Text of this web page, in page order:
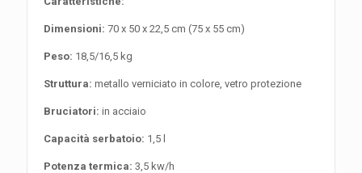
Dimensioni: 70 x 50 x 22,5 cm (75 x 55 cm)
Peso: 18,5/16,5 kg
Struttura: metallo verniciato in colore, vetro protezione
Bruciatori: in acciaio
Capacità serbatoio: 1,5 l
Potenza termica: 3,5 kw/h